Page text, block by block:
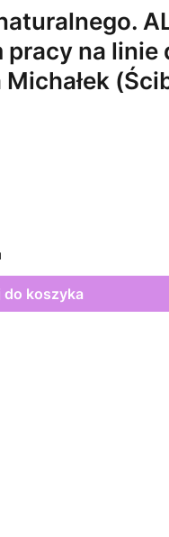
pracy na linie
do koszyka